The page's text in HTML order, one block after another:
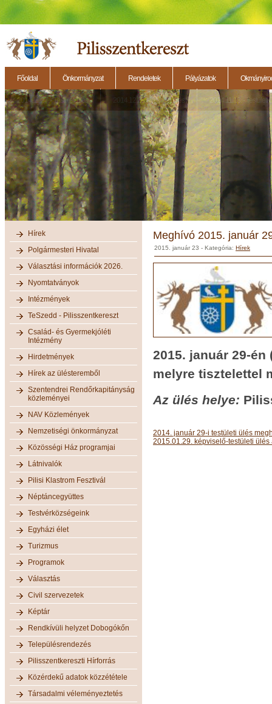
Főoldal Önkormányzat Rendeletek Pályázatok
2014.11.27. - Testületi ülés 2014.12.28. - Testületi ülés 2014.11.13. - Testületi
Hírek
Polgármesteri Hivatal
Választási információk 2026.
Nyomtatványok
Intézmények
TeSzedd - Pilisszentkereszt
Család- és Gyermekjóléti
Intézmény
Hirdetmények
Hírek az ülésteremből
Szentendrei Rendőrkapitányság
közleményei
NAV Közlemények
Nemzetiségi önkormányzat
Közösségi Ház programjai
Látnivalók
Pilisi Klastrom Fesztivál
Néptáncegyüttes
Testvérközségeink
Egyházi élet
Turizmus
Programok
Választás
Civil szervezetek
Képtár
Rendkívüli helyzet Dobogókőn
Településrendezés
Pilisszentkereszti Hírforrás
Közérdekű adatok közzététele
Társadalmi véleményeztetés
Meghívó 2015. január
2015. január 23 - Kategória: Hírek
2015. január 29-
melyre tisztelettel
Az ülés helye:
2014. január 29-i testületi ülés
2015.01.29. képviselő-testületi ülés